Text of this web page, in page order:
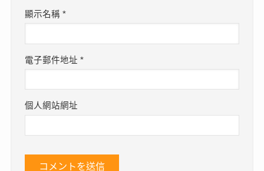
顯示名稱*
電子郵件地址*
個人網站網址